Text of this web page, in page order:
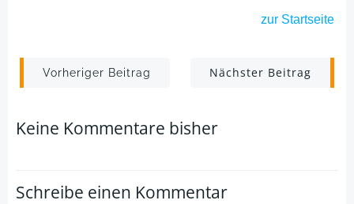
zur Startseite
Post
navigation
Vorheriger Beitrag
Post
navigation
Nächster Beitrag
Keine Kommentare bisher
Schreibe einen Kommentar